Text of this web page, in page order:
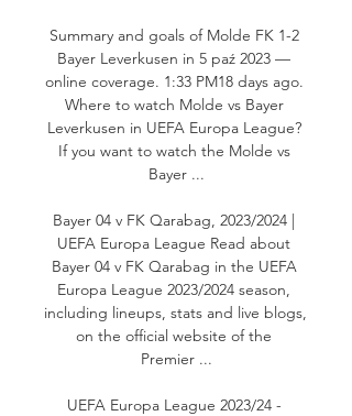
Summary and goals of Molde FK 1-2
Bayer Leverkusen in 5 paź 2023 —
online coverage. 1:33 PM18 days ago.
Where to watch Molde vs Bayer
Leverkusen in UEFA Europa League?
If you want to watch the Molde vs
Bayer ...
Bayer 04 v FK Qarabag, 2023/2024 |
UEFA Europa League Read about
Bayer 04 v FK Qarabag in the UEFA
Europa League 2023/2024 season,
including lineups, stats and live blogs,
on the official website of the
Premier ...
UEFA Europa League 2023/24 -